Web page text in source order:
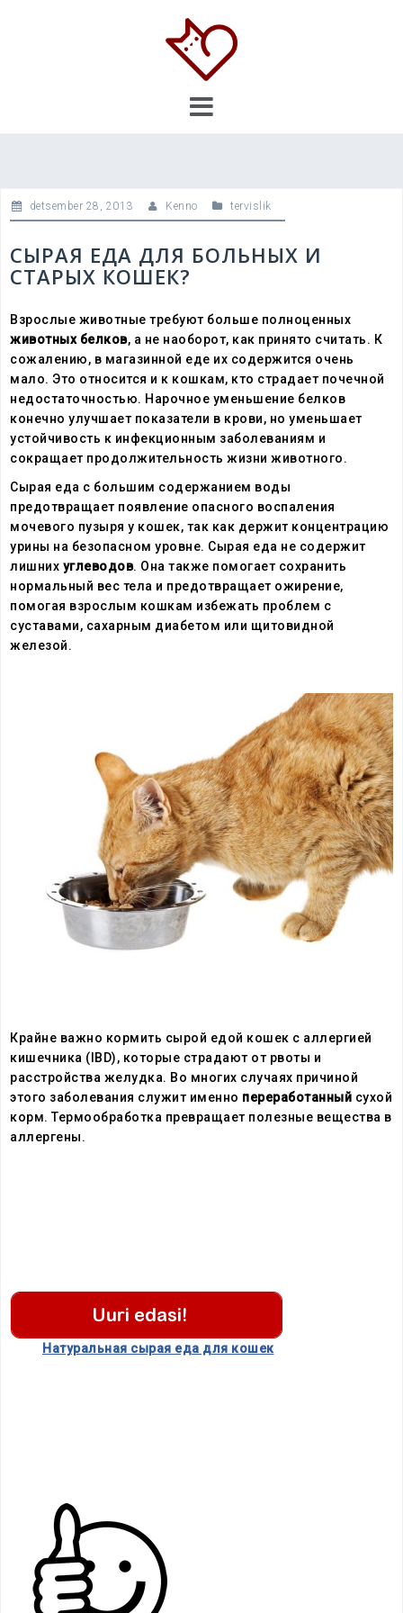
detsember 28, 2013 Kenno tervislik
СЫРАЯ ЕДА ДЛЯ БОЛЬНЫХ И
СТАРЫХ КОШЕК?
Взрослые животные требуют больше полноценных
животных белков, а не наоборот, как принято считать. К
сожалению, в магазинной еде их содержится очень
мало. Это относится и к кошкам, кто страдает почечной
недостаточностью. Нарочное уменьшение белков
конечно улучшает показатели в крови, но уменьшает
устойчивость к инфекционным заболеваниям и
сокращает продолжительность жизни животного.
Сырая еда с большим содержанием воды
предотвращает появление опасного воспаления
мочевого пузыря у кошек, так как держит концентрацию
урины на безопасном уровне. Сырая еда не содержит
лишних углеводов. Она также помогает сохранить
нормальный вес тела и предотвращает ожирение,
помогая взрослым кошкам избежать проблем с
суставами, сахарным диабетом или щитовидной
железой.
Крайне важно кормить сырой едой кошек с аллергией
кишечника (IBD), которые страдают от рвоты и
расстройства желудка. Во многих случаях причиной
этого заболевания служит именно переработанный сухой
корм. Термообработка превращает полезные вещества в
аллергены.
Hатуральная сырая еда для кошек